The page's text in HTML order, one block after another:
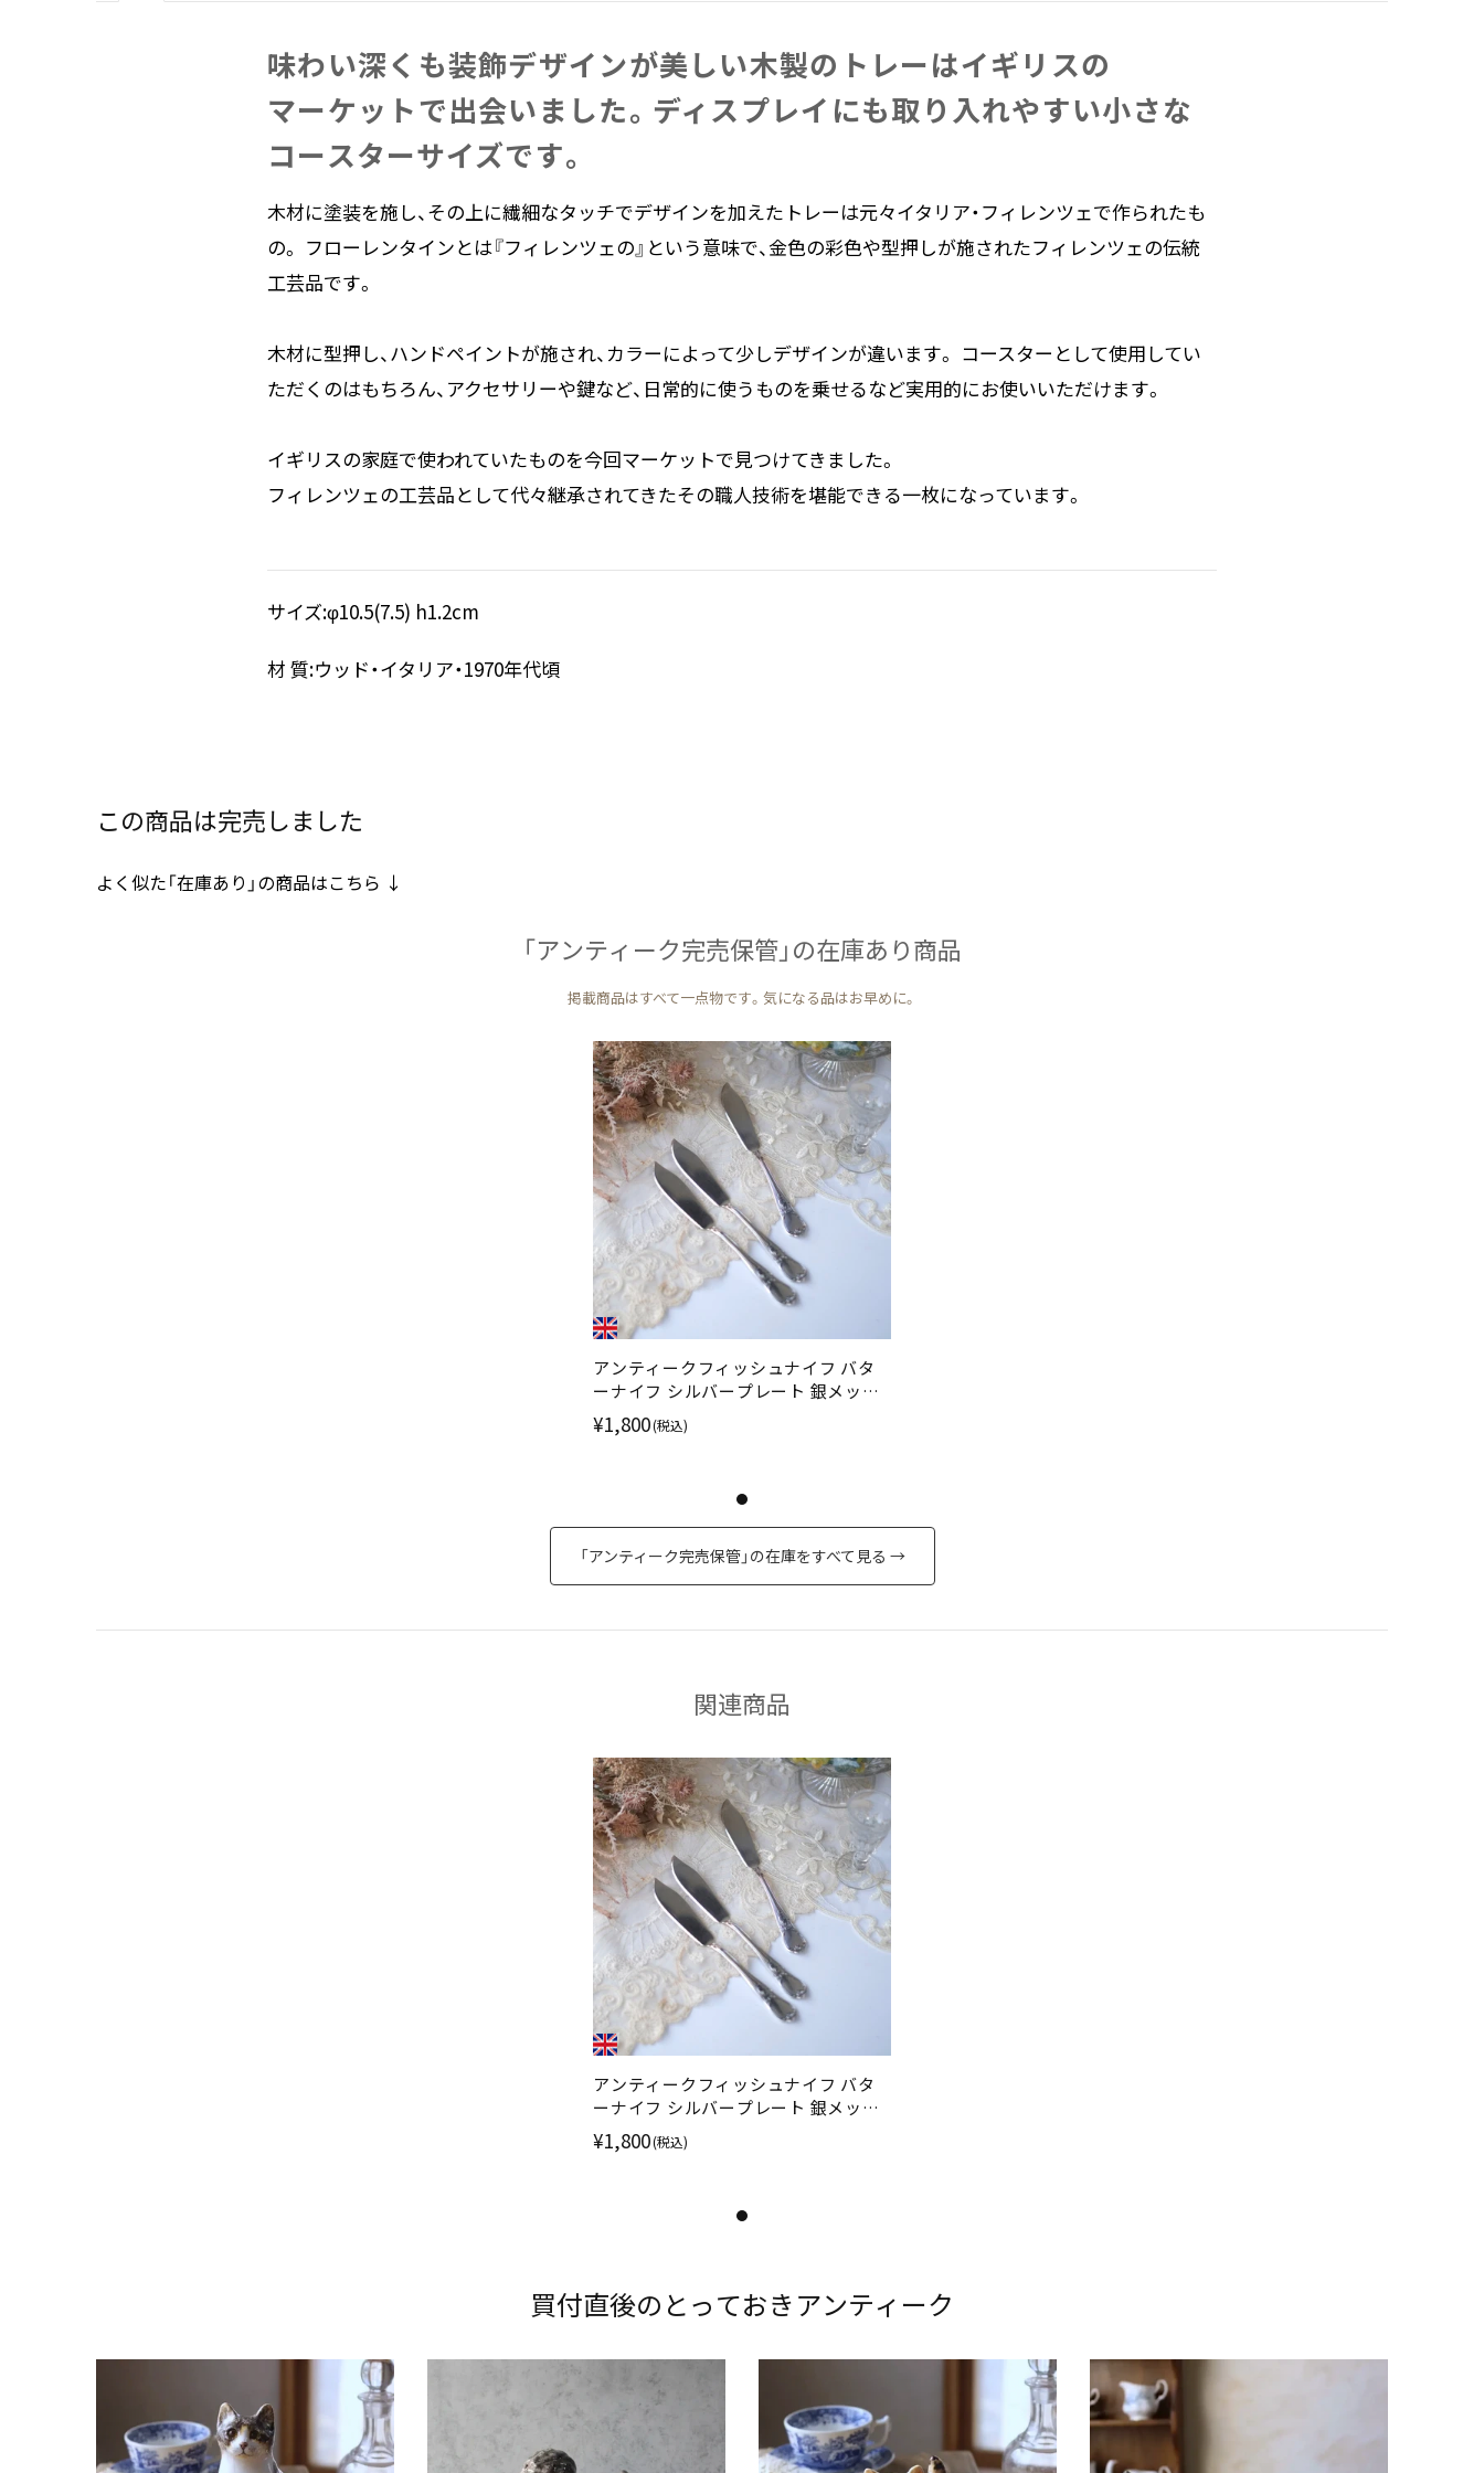
味わい​深くも​装飾​デザインが​美しい​木製の​トレーは​イギリスの​
マーケットで​出会いました。​ディスプレイにも​取り​入れやすい​小さな​
コースターサイズです。
木材に塗装を施し、その上に繊細なタッチでデザインを加えたトレーは元々イタリア・フィレンツェで作られたも
の。 フローレンタインとは『フィレンツェの』という意味で、金色の彩色や型押しが施されたフィレンツェの伝統
工芸品です。
木材に型押し、ハンドペイントが施され、カラーによって少しデザインが違います。 コースターとして使用してい
ただくのはもちろん、アクセサリーや鍵など、日常的に使うものを乗せるなど実用的にお使いいただけます。
イギリスの家庭で使われていたものを今回マーケットで見つけてきました。
フィレンツェの工芸品として代々継承されてきたその職人技術を堪能できる一枚になっています。
サイズ:φ10.5(7.5) h1.2cm
材 質:ウッド・イタリア・1970年代頃
この商品は完売しました
よく似た「在庫あり」の商品はこちら ↓
「アンティーク完売保管」の​在庫あり商品
掲載商品はすべて一点物です。気になる品はお早めに。
アンティークフィッシュナイフ バタ
ーナイフ シルバープレート 銀メッキ
ロカイユ／アカンサス装飾 イギリス
カトラリー
¥1,800(税込)
「アンティーク完売保管」の在庫をすべて見る →
関連商品
アンティークフィッシュナイフ バタ
ーナイフ シルバープレート 銀メッキ
ロカイユ／アカンサス装飾 イギリス
カトラリー
¥1,800(税込)
買付直後の​とって​おきアンティーク